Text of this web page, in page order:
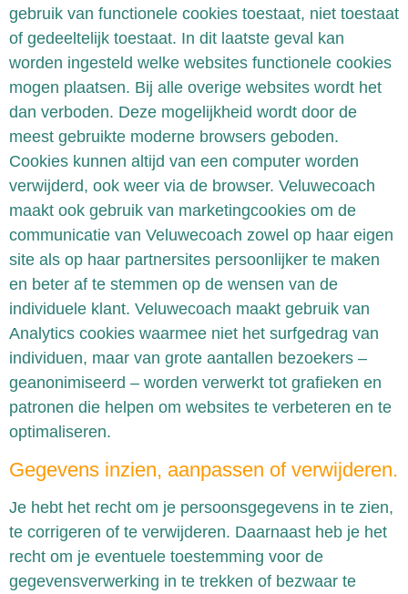
gebruik van functionele cookies toestaat, niet toestaat
of gedeeltelijk toestaat. In dit laatste geval kan
worden ingesteld welke websites functionele cookies
mogen plaatsen. Bij alle overige websites wordt het
dan verboden. Deze mogelijkheid wordt door de
meest gebruikte moderne browsers geboden.
Cookies kunnen altijd van een computer worden
verwijderd, ook weer via de browser. Veluwecoach
maakt ook gebruik van marketingcookies om de
communicatie van Veluwecoach zowel op haar eigen
site als op haar partnersites persoonlijker te maken
en beter af te stemmen op de wensen van de
individuele klant. Veluwecoach maakt gebruik van
Analytics cookies waarmee niet het surfgedrag van
individuen, maar van grote aantallen bezoekers –
geanonimiseerd – worden verwerkt tot grafieken en
patronen die helpen om websites te verbeteren en te
optimaliseren.
Gegevens inzien, aanpassen of verwijderen.
Je hebt het recht om je persoonsgegevens in te zien,
te corrigeren of te verwijderen. Daarnaast heb je het
recht om je eventuele toestemming voor de
gegevensverwerking in te trekken of bezwaar te